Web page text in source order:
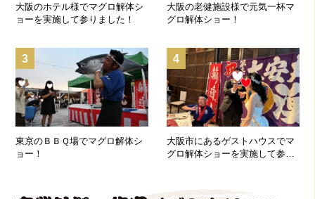
大阪のホテル様でマグロ解体シ
ョーを実施して参りました！
大阪の老健施設様で元気一杯マ
グロ解体ショー！
3
東京のＢＢＱ場でマグロ解体シ
ョー！
4
大阪市にあるゲストハウスでマ
グロ解体ショーを実施して参り